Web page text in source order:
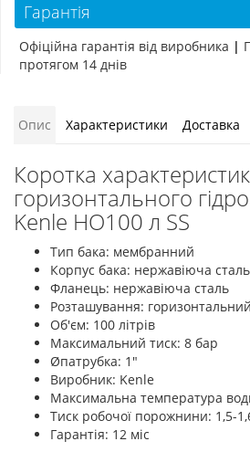
Гарантія
Офіційна гарантія від виробника |
протягом 14 днів
Опис Характеристики Доставка
Коротка
горизонтального
Kenle HO100 л SS
Тип бака: мембранний
Корпус бака: нержавіюча сталь
Фланець: нержавіюча сталь
Розташування: горизонтальний
Об'єм: 100 літрів
Максимальний тиск: 8 бар
Øпатрубка: 1"
Виробник: Kenle
Максимальна температура
Тиск робочої порожнини: 1,5-
Гарантія: 12 міс